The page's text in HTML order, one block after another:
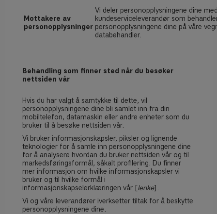
Mottakere av
personopplysninger
Vi deler personopplysningene dine
kundeserviceleverandør som
personopplysningene dine på våre
databehandler.
Behandling som finner sted når du besøker
nettsiden vår
Hvis du har valgt å samtykke til dette, vil
personopplysningene dine bli samlet inn fra din
mobiltelefon, datamaskin eller andre enheter som du
bruker til å besøke nettsiden vår.
Vi bruker informasjonskapsler, piksler og lignende
teknologier for å samle inn personopplysningene dine
for å analysere hvordan du bruker nettsiden vår og til
markedsføringsformål, såkalt profilering. Du finner
mer informasjon om hvilke informasjonskapsler vi
bruker og til hvilke formål i
informasjonskapselerklæringen vår [lenke].
Vi og våre leverandører iverksetter tiltak for å beskytte
personopplysningene dine.